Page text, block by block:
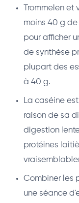
Trommelen
moins 40 g
pour afficher
de synthèse
plupart des
à 40 g.
La caséine
raison de sa
digestion
protéines
Combiner les
une séance